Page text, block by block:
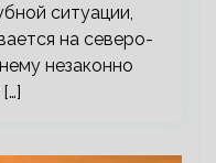
ситуации,
на северо-
незаконно